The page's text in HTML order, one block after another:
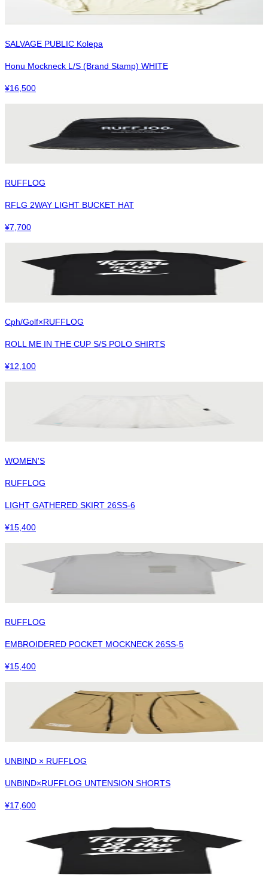
SALVAGE PUBLIC Kolepa
Honu Mockneck L/S (Brand Stamp) WHITE
¥16,500
RUFFLOG
RFLG 2WAY LIGHT BUCKET HAT
¥7,700
Cph/Golf×RUFFLOG
ROLL ME IN THE CUP S/S POLO SHIRTS
¥12,100
WOMEN'S
RUFFLOG
LIGHT GATHERED SKIRT 26SS-6
¥15,400
RUFFLOG
EMBROIDERED POCKET MOCKNECK 26SS-5
¥15,400
UNBIND × RUFFLOG
UNBIND×RUFFLOG UNTENSION SHORTS
¥17,600